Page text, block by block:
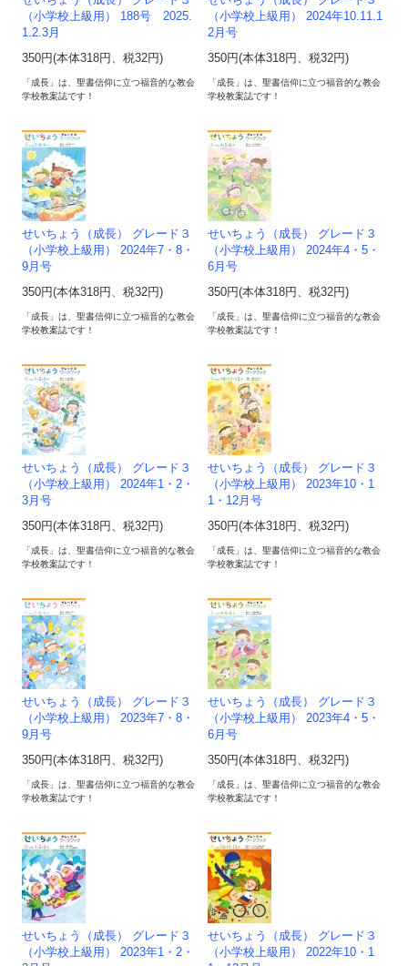
（小学校上級用） 188号 2025.
1.2.3月
350円(本体318円、税32円)
「成長」は、聖書信仰に立つ福音的な教会
学校教案誌です！
（小学校上級用） 2024年10.11.1
2月号
350円(本体318円、税32円)
「成長」は、聖書信仰に立つ福音的な教会
学校教案誌です！
せいちょう（成長） グレード３
（小学校上級用） 2024年7・8・
9月号
350円(本体318円、税32円)
「成長」は、聖書信仰に立つ福音的な教会
学校教案誌です！
せいちょう（成長） グレード３
（小学校上級用） 2024年4・5・
6月号
350円(本体318円、税32円)
「成長」は、聖書信仰に立つ福音的な教会
学校教案誌です！
せいちょう（成長） グレード３
（小学校上級用） 2024年1・2・
3月号
350円(本体318円、税32円)
「成長」は、聖書信仰に立つ福音的な教会
学校教案誌です！
せいちょう（成長） グレード３
（小学校上級用） 2023年10・1
1・12月号
350円(本体318円、税32円)
「成長」は、聖書信仰に立つ福音的な教会
学校教案誌です！
せいちょう（成長） グレード３
（小学校上級用） 2023年7・8・
9月号
350円(本体318円、税32円)
「成長」は、聖書信仰に立つ福音的な教会
学校教案誌です！
せいちょう（成長） グレード３
（小学校上級用） 2023年4・5・
6月号
350円(本体318円、税32円)
「成長」は、聖書信仰に立つ福音的な教会
学校教案誌です！
せいちょう（成長） グレード３
（小学校上級用） 2023年1・2・
せいちょう（成長） グレード３
（小学校上級用） 2022年10・1